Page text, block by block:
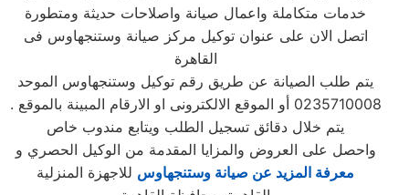
خدمات متكاملة واعمال صيانة واصلاحات حديثة ومتطورة
اتصل الان على عنوان توكيل مركز صيانة وستنجهاوس فى
القاهرة
يتم طلب الصيانة عن طريق رقم توكيل وستنجهاوس الموحد
0235710008 أو الموقع الالكترونى او الارقام المبينة بالموقع .
يتم خلال دقائق تسجيل الطلب ويتابع مندوب خاص
واحصل على العروض والمزايا المقدمة من الوكيل الحصري و
معرفة المزيد عن صيانة وستنجهاوس للاجهزة المنزلية